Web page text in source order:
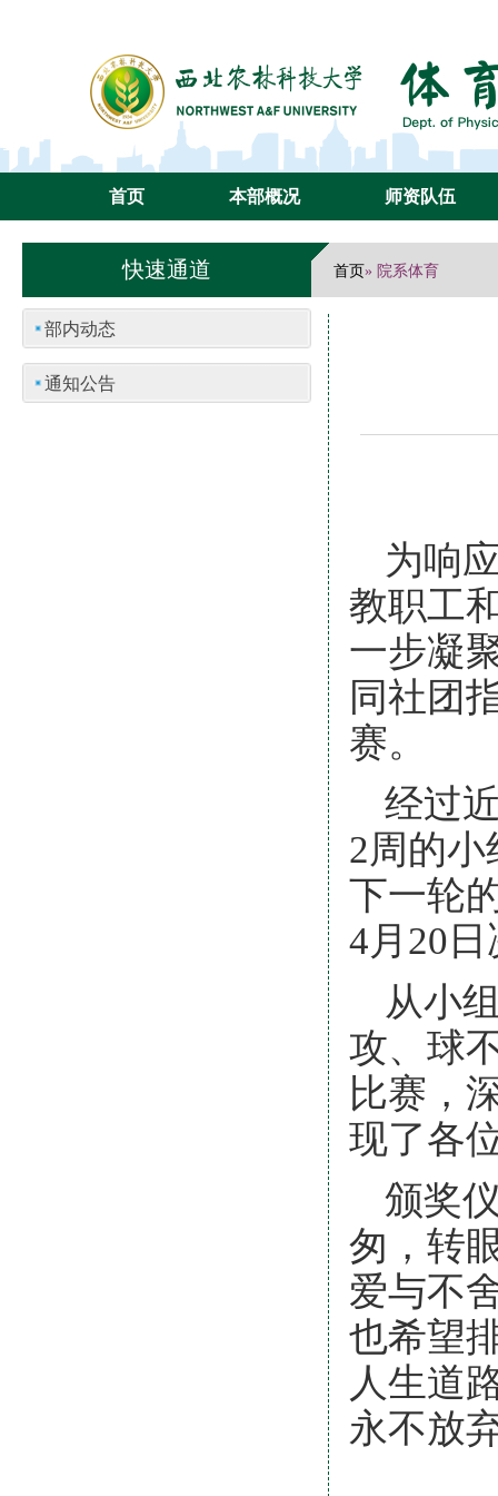
首页 本部概况 师资队伍
快速通道 首页» 院系体育
部内动态
通知公告
为响
教职工
一步凝
同社团
赛。
经过
2周的
下一轮
4月 20
从小
攻、球
比赛，
现了各
颁奖
匆，转
爱与不
也希望
人生道
永不放